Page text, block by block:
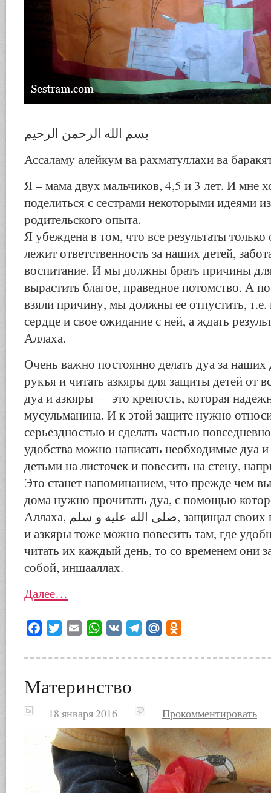
بسم الله الرحمن الرحيم
Ассаламу алейкум ва рахматуллахи ва
Я – мама двух мальчиков, 4,5 и 3 лет. И мне
поделиться с сестрами некоторыми идеями
родительского опыта.
Я убеждена в том, что все результаты
лежит ответственность за наших детей,
воспитание. И мы должны брать причины
вырастить благое, праведное потомство. А
взяли причину, мы должны ее отпустить, т.е.
сердце и свое ожидание с ней, а ждать
Аллаха.
Очень важно постоянно делать дуа за наших
рукъя и читать азкяры для защиты детей от
дуа и азкяры — это крепость, которая
мусульманина. И к этой защите нужно
серьездностью и сделать частью
удобства можно написать необходимые дуа и
детьми на листочек и повесить на стену,
Это станет напоминанием, что прежде чем
дома нужно прочитать дуа, с помощью
Аллаха, صلى الله عليه و سلم, защищал своих внуков. Другие дуа
и азкяры тоже можно повесить там, где
читать их каждый день, то со временем они
собой, иншааллах.
Далее…
Facebook
Twitter Email WhatsApp
VK TelegramMail.Ru
Материнство
18 января 2016 Прокомментировать